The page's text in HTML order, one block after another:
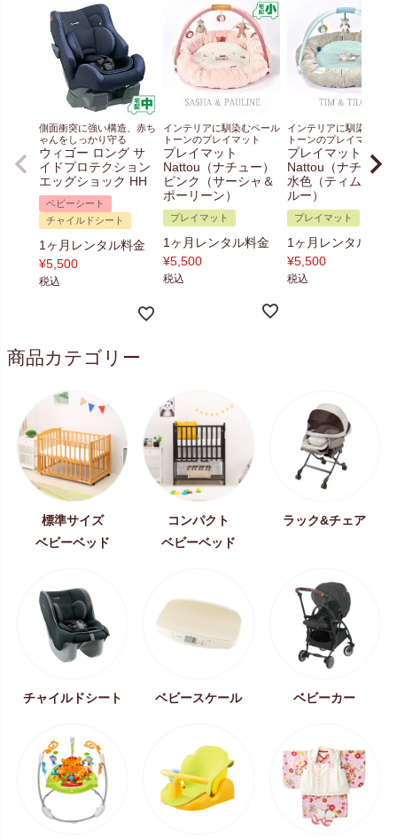
側面衝突に強い構造、赤ち
ゃんをしっかり守る
ウィゴー ロング サ
イドプロテクション
エッグショック HH
ベビーシート
チャイルドシート
1ヶ月レンタル料金
¥5,500
税込
インテリアに馴染むペール
トーンのプレイマット
プレイマット
Nattou（ナチュー）
ピンク（サーシャ＆
ポーリーン）
プレイマット
1ヶ月レンタル料金
¥5,500
税込
インテリアに馴染むペー
トーンのプレイマット
プレイマット
Nattou（ナチュー
水色（ティム＆テ
ルー）
プレイマット
1ヶ月レンタル料金
¥5,500
税込
商品カテゴリー
標準サイズ
ベビーベッド
コンパクト
ベビーベッド
ラック&チェア
チャイルドシート ベビースケール ベビーカー